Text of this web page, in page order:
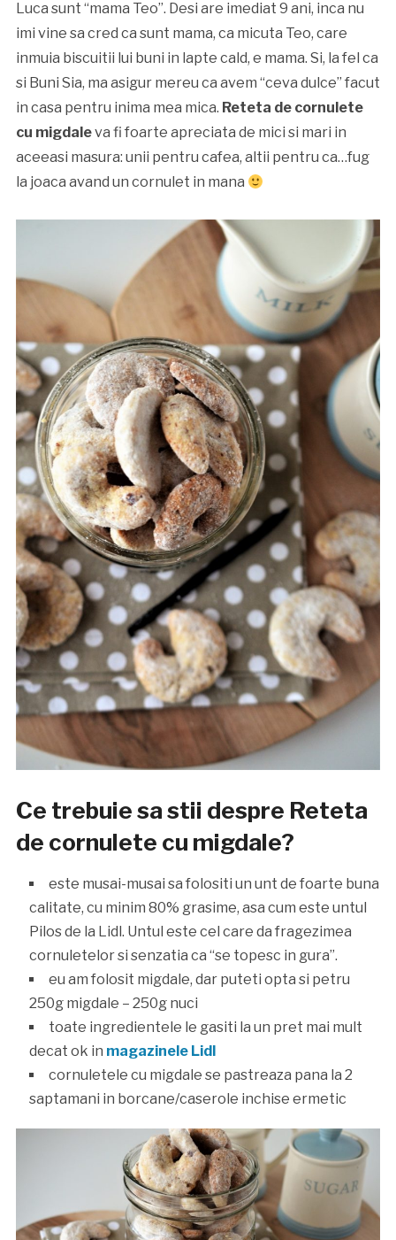
Luca sunt “mama Teo”. Desi are imediat 9 ani, inca nu
imi vine sa cred ca sunt mama, ca micuta Teo, care
inmuia biscuitii lui buni in lapte cald, e mama. Si, la fel ca
si Buni Sia, ma asigur mereu ca avem “ceva dulce” facut
in casa pentru inima mea mica. Reteta de cornulete
cu migdaleva fi foarte apreciata de mici si mari in
aceeasi masura: unii pentru cafea, altii pentru ca…fug
la joaca avand un cornulet in mana
Ce trebuie sa stii despre Reteta
de cornulete cu migdale?
este musai-musai sa folositi un unt de foarte buna
calitate, cu minim 80% grasime, asa cum este untul
Pilos de la Lidl. Untul este cel care da fragezimea
cornuletelor si senzatia ca “se topesc in gura”.
eu am folosit migdale, dar puteti opta si petru
250g migdale – 250g nuci
toate ingredientele le gasiti la un pret mai mult
decat ok in magazinele Lidl
cornuletele cu migdale se pastreaza pana la 2
saptamani in borcane/caserole inchise ermetic